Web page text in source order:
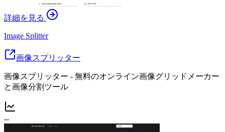
詳細を見る
Image Splitter
画像スプリッター
画像スプリッター - 無料のオンライン画像グリッドメーカー
と画像分割ツール
--